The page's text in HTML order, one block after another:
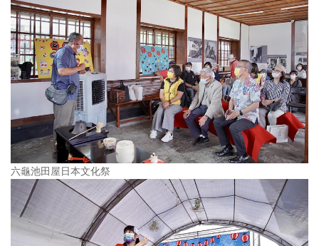
六龜池田屋日本文化祭